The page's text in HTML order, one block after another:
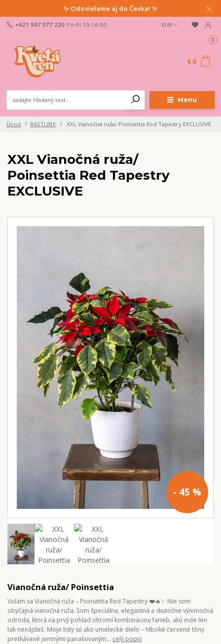
✨ Odosielame aj do Česka! ✨
Menu
EUR
+421 907 077 220 Po-Pi 10-16:00
0
€ 0
Úvod RASTLINY XXL Vianočná ruža/ Poinsettia Red Tapestry EXCLUSIVE
XXL Vianočná ruža/
Poinsettia Red Tapestry
EXCLUSIVE
- 45 %
Vianočná ruža/ Poinsettia
Volám sa Vianočná ruža – Poinsettia Red Tapestry ❤️🔥✨ Nie som
obyčajná vianočná ruža. Som špeciálna, elegantná a skutočne výnimočná
odroda, ktorá na prvý pohľad ohromí kombináciou farieb, akú inde len
tak nenájdeš. Moje listy sú ako umelecké dielo – hlboké červené tóny
pretkávané jemnými panašovaným... celý popis
Ahoj milovník rastlín!
Prihlás sa na newsletter a získaj zľavu na nákup!
Prajem si odoberať novinky e-mailom podľa podmienok spracovania
Zatvoriť